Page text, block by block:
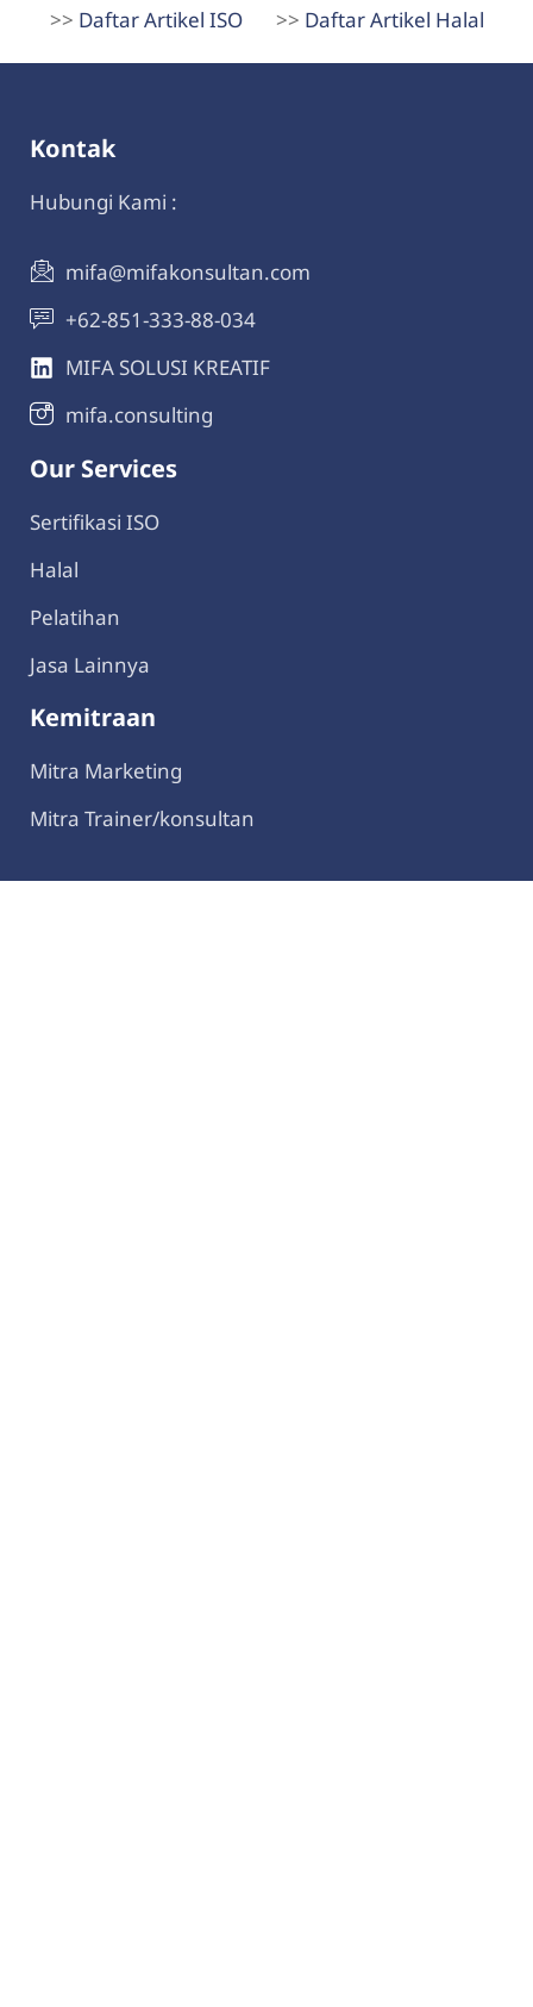
>> Daftar Artikel ISO >> Daftar Artikel Halal
Kontak
Hubungi Kami :
mifa@mifakonsultan.com
+62-851-333-88-034
MIFA SOLUSI KREATIF
mifa.consulting
Our Services
Sertifikasi ISO
Halal
Pelatihan
Jasa Lainnya
Kemitraan
Mitra Marketing
Mitra Trainer/konsultan